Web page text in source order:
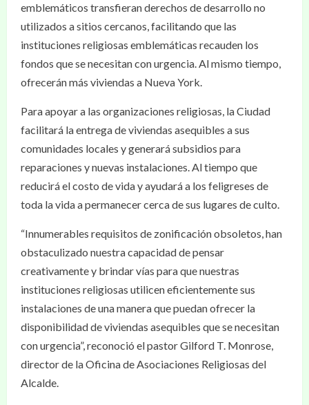
emblemáticos transfieran derechos de desarrollo no
utilizados a sitios cercanos, facilitando que las
instituciones religiosas emblemáticas recauden los
fondos que se necesitan con urgencia. Al mismo tiempo,
ofrecerán más viviendas a Nueva York.
Para apoyar a las organizaciones religiosas, la Ciudad
facilitará la entrega de viviendas asequibles a sus
comunidades locales y generará subsidios para
reparaciones y nuevas instalaciones. Al tiempo que
reducirá el costo de vida y ayudará a los feligreses de
toda la vida a permanecer cerca de sus lugares de culto.
“Innumerables requisitos de zonificación obsoletos, han
obstaculizado nuestra capacidad de pensar
creativamente y brindar vías para que nuestras
instituciones religiosas utilicen eficientemente sus
instalaciones de una manera que puedan ofrecer la
disponibilidad de viviendas asequibles que se necesitan
con urgencia”, reconoció el pastor Gilford T. Monrose,
director de la Oficina de Asociaciones Religiosas del
Alcalde.